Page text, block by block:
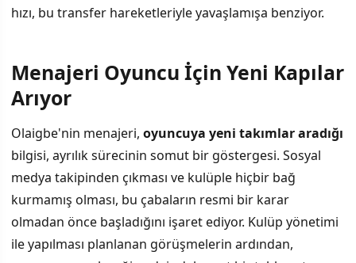
hızı, bu transfer hareketleriyle yavaşlamışa benziyor.
Menajeri Oyuncu İçin Yeni Kapılar
Arıyor
Olaigbe'nin menajeri, oyuncuya yeni takımlar aradığı
bilgisi, ayrılık sürecinin somut bir göstergesi. Sosyal
medya takipinden çıkması ve kulüple hiçbir bağ
kurmamış olması, bu çabaların resmi bir karar
olmadan önce başladığını işaret ediyor. Kulüp yönetimi
ile yapılması planlanan görüşmelerin ardından,